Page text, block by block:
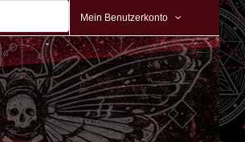
Mein Benutzerkonto